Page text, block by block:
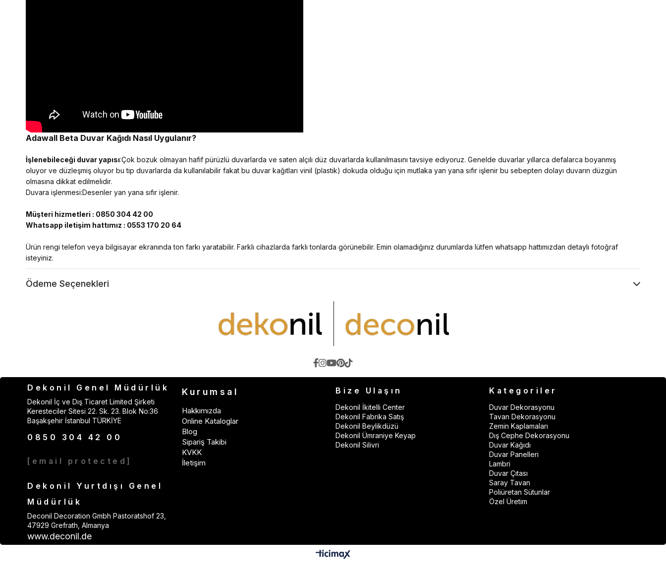
Adawall Beta Duvar Kağıdı Nasıl Uygulanır?
İşlenebileceği duvar yapısı:Çok bozuk olmayan hafif pürüzlü duvarlarda ve saten alçılı düz duvarlarda kullanılmasını tavsiye ediyoruz. Genelde duvarlar yıllarca defalarca boyanmış
oluyor ve düzleşmiş oluyor bu tip duvarlarda da kullanılabilir fakat bu duvar kağıtları vinil (plastik) dokuda olduğu için mutlaka yan yana sıfır işlenir bu sebepten dolayı duvarın düzgün
olmasına dikkat edilmelidir.
Duvara işlenmesi:Desenler yan yana sıfır işlenir.
Müşteri hizmetleri : 0850 304 42 00
Whatsapp iletişim hattımız : 0553 170 20 64
Ürün rengi telefon veya bilgisayar ekranında ton farkı yaratabilir. Farklı cihazlarda farklı tonlarda görünebilir. Emin olamadığınız durumlarda lütfen whatsapp hattımızdan detaylı fotoğraf
isteyiniz.
Ödeme Seçenekleri
Dekonil Genel Müdürlük
Dekonil İç ve Dış Ticaret Limited Şirketi
Keresteciler Sitesi 22. Sk. 23. Blok No:36
Başakşehir İstanbul TÜRKİYE
0850 304 42 00
[email protected]
Dekonil Yurtdışı Genel
Müdürlük
Deconil Decoration Gmbh Pastoratshof 23,
47929 Grefrath, Almanya
www.deconil.de
Kurumsal
Hakkımızda
Online Kataloglar
Blog
Sipariş Takibi
KVKK
İletişim
Bize Ulaşın
Dekonil İkitelli Center
Dekonil Fabrika Satış
Dekonil Beylikdüzü
Dekonil Ümraniye Keyap
Dekonil Silivri
Kategoriler
Duvar Dekorasyonu
Tavan Dekorasyonu
Zemin Kaplamaları
Dış Cephe Dekorasyonu
Duvar Kağıdı
Duvar Panelleri
Lambri
Duvar Çıtası
Saray Tavan
Poliüretan Sütunlar
Özel Üretim